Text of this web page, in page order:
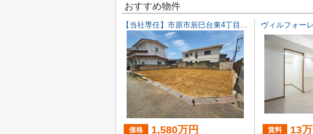
おすすめ物件
【当社専任】市原市辰巳台東4丁目 売り土地
価格 1,580万円
ヴィルフォー
賃料 13